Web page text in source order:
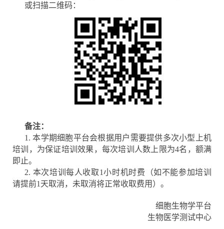
或扫描二维码：
备注：
1. 本学期细胞平台会根据用户需要提供多次小型上机
培训，为保证培训效果，每次培训人数上限为4名，额满
即止。
2. 本次培训每人收取1小时机时费（如不能参加培训
请提前1天取消，未取消将正常收取费用）。
细胞生物学平台
生物医学测试中心